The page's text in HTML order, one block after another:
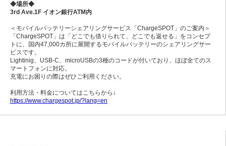
◆場所◆
3rd Ave.1F イオン銀行ATM内
＜モバイルバッテリーシェアリングサービス「ChargeSPOT」のご案内＞
「ChargeSPOT」は「どこでも借りられて、どこでも返せる」をコンセプ
トに、国内47,000カ所に展開するモバイルバッテリーのシェアリングサー
ビスです。
Lightinig、USB-C、microUSBの3種のコードが付いており、ほぼ全てのス
マートフォンに対応。
充電にお困りの際はぜひご利用ください。
利用方法・料金についてはこちらから↓
https://www.chargespot.jp/?lang=en